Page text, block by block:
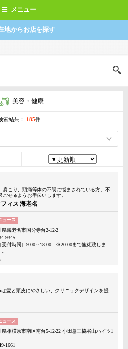
メニュー
地からお店を探す
美容・健康
索結果： 185件
肩こり、頭痛等体の不調に悩まされている方。不
せるようお手伝いします。
ィス 海老名
ュース
県海老名市国分寺台2-12-2
9345
受付時間］9:00～18:00 ※20:00まで施術致しま
髪と頭皮にやさしい、クリニックデザインを提
ュース
県相模原市南区南台5-12-22 小田急三協谷山ハイツ1
1661